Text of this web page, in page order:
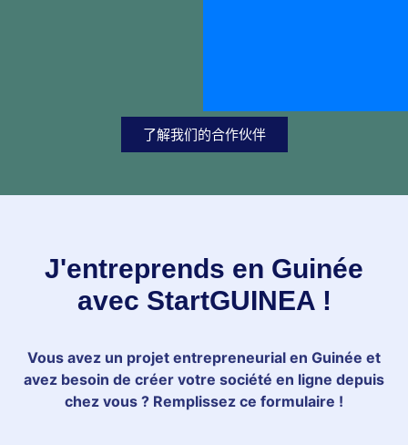
了解我们的合作伙伴
J'entreprends en Guinée
avec StartGUINEA !
Vous avez un projet entrepreneurial en Guinée et
avez besoin de créer votre société en ligne depuis
chez vous ? Remplissez ce formulaire !